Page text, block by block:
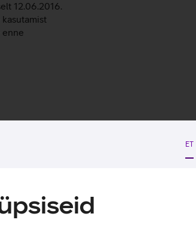
ET
12.06.2016.
enne